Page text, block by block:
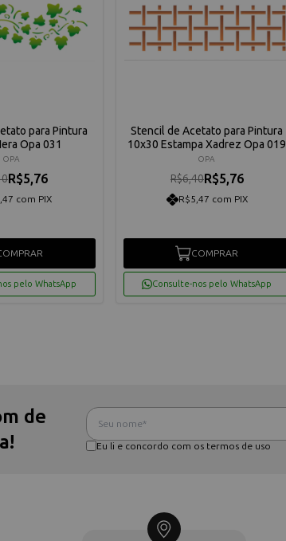
para Pintura
Opa 031
OPA
R$5,76
com PIX
pelo WhatsApp
Stencil de Acetato para Pintura
10x30 Estampa Xadrez Opa 019
OPA
R$6,40R$5,76
R$5,47 com PIX
COMPRAR
Consulte-nos pelo WhatsApp
de
Eu li e concordo com os termos de uso